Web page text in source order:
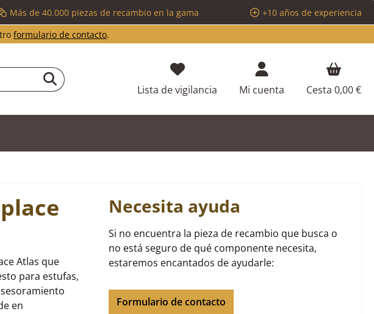
Más de 40.000 piezas de recambio en la gama
+10 años de experiencia
formulario de contacto.
Lista de vigilancia Tienes 0 artículos en tu lista de
Mi cuenta Cesta 0,00 €
Atlas que
para estufas,
en
Necesita ayuda
Si no encuentra la pieza de recambio que busca o
no está seguro de qué componente necesita,
estaremos encantados de ayudarle:
Formulario de contacto